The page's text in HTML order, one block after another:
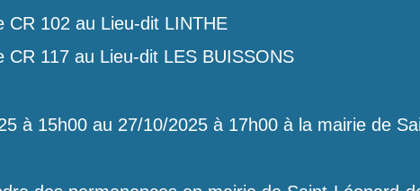
CR 102 au Lieu-dit LINTHE
CR 117 au Lieu-dit LES BUISSONS
à 15h00 au 27/10/2025 à 17h00 à la mairie de